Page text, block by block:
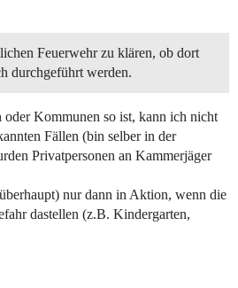
Feuerwehr zu klären, ob dort
durchgeführt werden.
oder Kommunen so ist, kann ich nicht
Fällen (bin selber in der
Privatpersonen an Kammerjäger
nur dann in Aktion, wenn die
dastellen (z.B. Kindergarten,